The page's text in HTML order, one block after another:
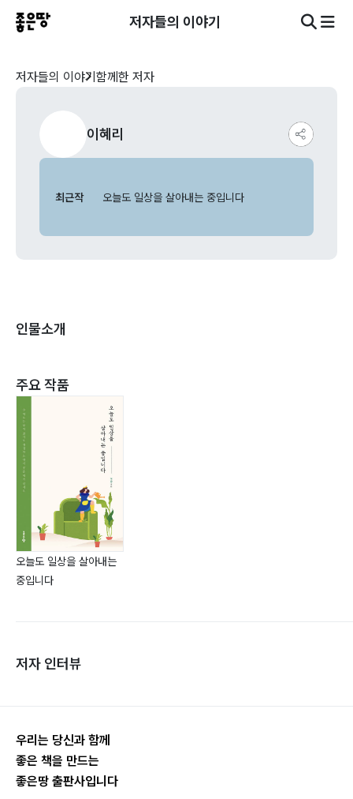
저자들의 이야기
저자들의 이야기 함께한 저자
이혜리
최근작 오늘도 일상을 살아내는 중입니다
인물소개
주요 작품
오늘도 일상을 살아내는
중입니다
저자 인터뷰
우리는 당신과 함께
좋은 책을 만드는
좋은땅 출판사입니다